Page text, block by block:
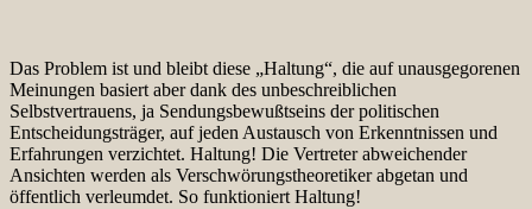
Das Problem ist und bleibt diese „Haltung“, die auf unausgegorenen
Meinungen basiert aber dank des unbeschreiblichen
Selbstvertrauens, ja Sendungsbewußtseins der politischen
Entscheidungsträger, auf jeden Austausch von Erkenntnissen und
Erfahrungen verzichtet. Haltung! Die Vertreter abweichender
Ansichten werden als Verschwörungstheoretiker abgetan und
öffentlich verleumdet. So funktioniert Haltung!